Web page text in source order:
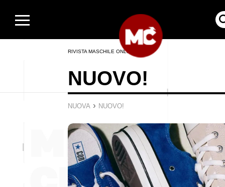
RIVISTA MASCHILE ONLINE
NUOVO!
NUOVA › NUOVO!